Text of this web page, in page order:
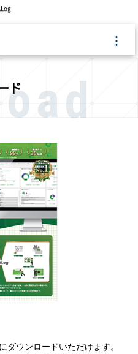
ド
ダウンロードいただけます。